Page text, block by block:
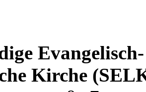
Evangelisch-
Kirche